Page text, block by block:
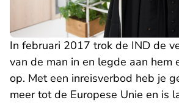
In februari 2017 trok de IND de
van de man in en legde aan hem
op. Met een inreisverbod heb je
meer tot de Europese Unie en is